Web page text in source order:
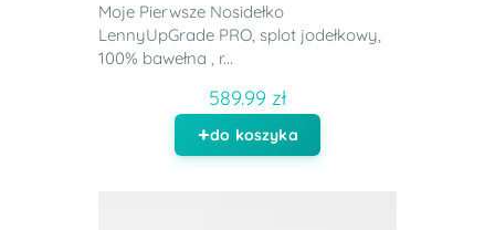
Moje Pierwsze Nosidełko
LennyUpGrade PRO, splot jodełkowy,
100% bawełna , r...
589.99 zł
do koszyka